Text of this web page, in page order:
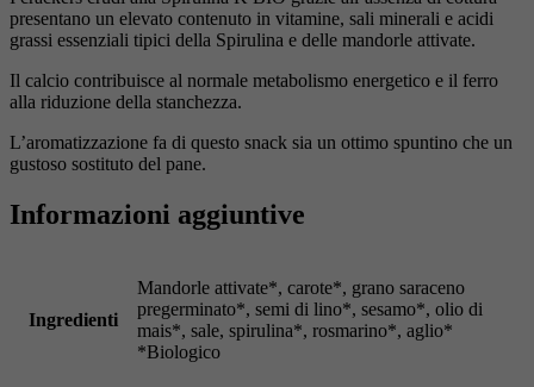
presentano un elevato contenuto in vitamine, sali minerali e acidi
grassi essenziali tipici della Spirulina e delle mandorle attivate.
Il calcio contribuisce al normale metabolismo energetico e il ferro
alla riduzione della stanchezza.
L’aromatizzazione fa di questo snack sia un ottimo spuntino che un
gustoso sostituto del pane.
Informazioni aggiuntive
Ingredienti
Mandorle attivate*, carote*, grano saraceno
pregerminato*, semi di lino*, sesamo*, olio di
mais*, sale, spirulina*, rosmarino*, aglio*
*Biologico